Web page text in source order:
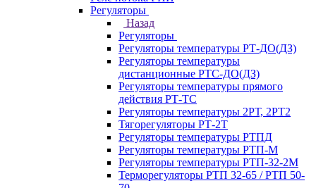
Регуляторы
Назад
Регуляторы
Регуляторы температуры РТ-ДО(ДЗ)
Регуляторы температуры
дистанционные РТС-ДО(ДЗ)
Регуляторы температуры прямого
действия РТ-ТС
Регуляторы температуры 2РТ, 2РT2
Тягорегуляторы РТ-2Т
Регуляторы температуры РТПД
Регуляторы температуры РТП-M
Регуляторы температуры РТП-32-2М
Терморегуляторы РТП 32-65 / РТП 50-